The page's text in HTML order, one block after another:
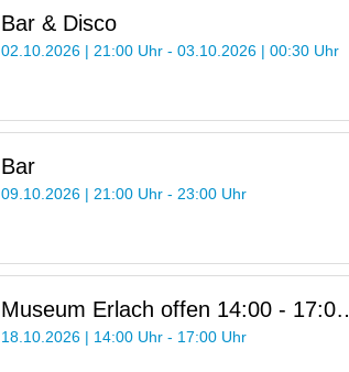
Bar & Disco
02.10.2026 | 21:00 Uhr - 03.10.2026 | 00:30 Uhr
Bar
09.10.2026 | 21:00 Uhr - 23:00 Uhr
Museum Erlach offen 14:00 - 17:00
Uhr
18.10.2026 | 14:00 Uhr - 17:00 Uhr